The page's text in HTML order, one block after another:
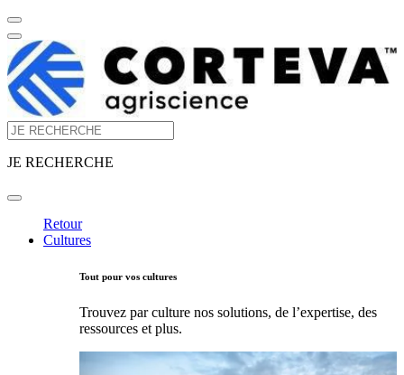
JE RECHERCHE
Retour
Cultures
Tout pour vos cultures
Trouvez par culture nos solutions, de l’expertise, des
ressources et plus.